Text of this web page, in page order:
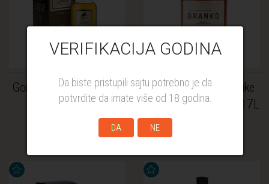
VERIFIKACIJA GODINA
Da biste pristupili sajtu potrebno je da
potvrdite da imate više od 18 godina.
DA NE
Gorda dunja 40% 0.70L
Branko rakija od jabuke
TRADITIONAL 40% 0.7L